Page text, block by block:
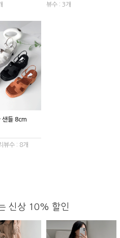
뷰수 : 3개
샌들 8cm
뷰수 : 8개
신상 10% 할인